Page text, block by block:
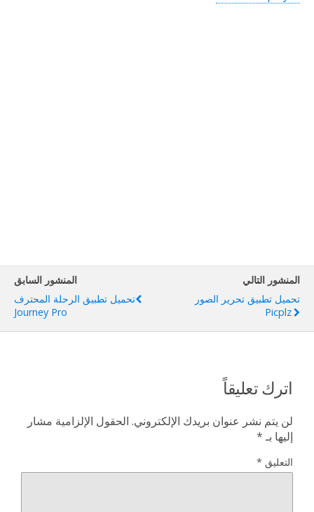
المنشور السابق
تحميل تطبيق الرحلة المحترف
Journey Pro
المنشور التالي
تحميل تطبيق تحرير الصور
Picplz
اترك تعليقاً
لن يتم نشر عنوان بريدك الإلكتروني. الحقول الإلزامية مشار
إليها بـ*
التعليق *